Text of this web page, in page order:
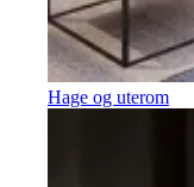
Hage og uterom